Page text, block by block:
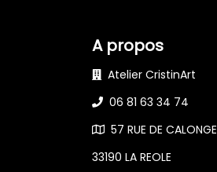
A propos
Atelier CristinArt
06 81 63 34 74
57 RUE DE CALONGE
33190 LA REOLE